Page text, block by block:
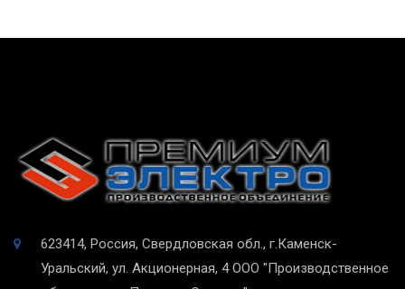
623414, Россия, Свердловская обл., г.Каменск-
Уральский, ул. Акционерная, 4 ООО "Производственное